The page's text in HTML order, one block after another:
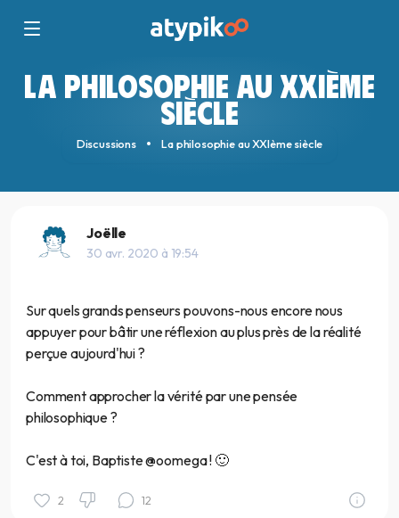
LA PHILOSOPHIE AU XXIÈME
SIÈCLE
Discussions La philosophie au XXIème siècle
Joëlle
30 avr. 2020 à 19:54
Sur quels grands penseurs pouvons-nous encore nous
appuyer pour bâtir une réflexion au plus près de la réalité
perçue aujourd'hui ?
Comment approcher la vérité par une pensée
philosophique ?
C'est à toi, Baptiste @oomega ! 🙂
2 12